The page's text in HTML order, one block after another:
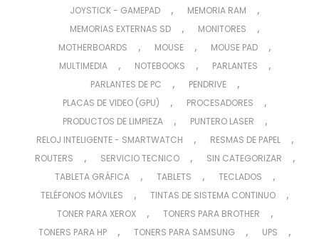
JOYSTICK - GAMEPAD , MEMORIA RAM ,
MEMORIAS EXTERNAS SD , MONITORES ,
MOTHERBOARDS , MOUSE , MOUSE PAD ,
MULTIMEDIA , NOTEBOOKS , PARLANTES ,
PARLANTES DE PC , PENDRIVE ,
PLACAS DE VIDEO (GPU) , PROCESADORES ,
PRODUCTOS DE LIMPIEZA , PUNTERO LASER ,
RELOJ INTELIGENTE - SMARTWATCH , RESMAS DE PAPEL ,
ROUTERS , SERVICIO TECNICO , SIN CATEGORIZAR ,
TABLETA GRÁFICA , TABLETS , TECLADOS ,
TELÉFONOS MÓVILES , TINTAS DE SISTEMA CONTINUO ,
TONER PARA XEROX , TONERS PARA BROTHER ,
TONERS PARA HP , TONERS PARA SAMSUNG , UPS ,